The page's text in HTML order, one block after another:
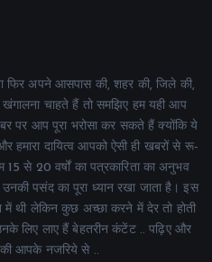
फिर अपने आसपास की, शहर की, जिले की,
चाहते हैं तो समझिए हम यही आप
पर आप पूरा भरोसा कर सकते हैं क्योंकि ये
हमारा दायित्व आपको ऐसी ही खबरों से रू-
से 20 वर्षों का पत्रकारिता का अनुभव
पसंद का पूरा ध्यान रखा जाता है। इस
थी लेकिन कुछ अच्छा करने में देर तो होती
लिए लाए हैं बेहतरीन कंटेंट .. पढ़िए और
की आपके नजरिये से ..